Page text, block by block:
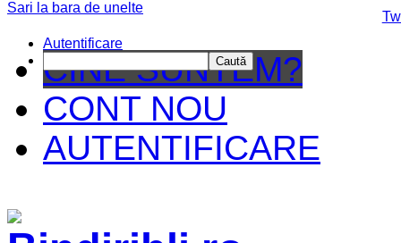
CINE SUNTEM?
CONT NOU
AUTENTIFICARE
Sari la bara de unelte
Autentificare
Caută